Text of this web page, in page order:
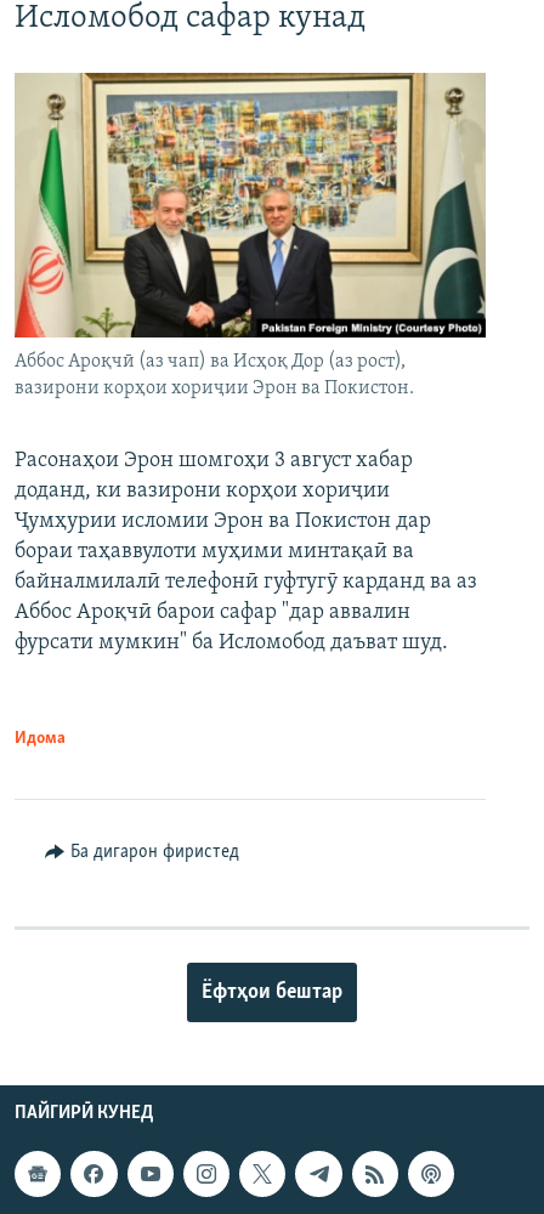
Исломобод сафар кунад
Аббос Ароқчӣ (аз чап) ва Исҳоқ Дор (аз рост),
вазирони корҳои хориҷии Эрон ва Покистон.
Расонаҳои Эрон шомгоҳи 3 август хабар
доданд, ки вазирони корҳои хориҷии
Ҷумҳурии исломии Эрон ва Покистон дар
бораи таҳаввулоти муҳими минтақаӣ ва
байналмилалӣ телефонӣ гуфтугӯ карданд ва аз
Аббос Ароқчӣ барои сафар "дар аввалин
фурсати мумкин" ба Исломобод даъват шуд.
Идома
Ба дигарон фиристед
Ёфтҳои бештар
ПАЙГИРӢ КУНЕД